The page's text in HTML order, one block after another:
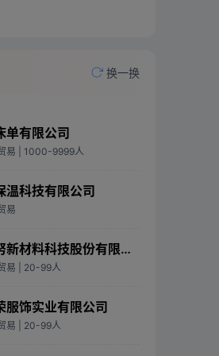
换一换
单有限公司
易 | 1000-9999人
温科技有限公司
易
浙江圣丹努新材料科技股份有限公司
易 | 20-99人
服饰实业有限公司
易 | 20-99人